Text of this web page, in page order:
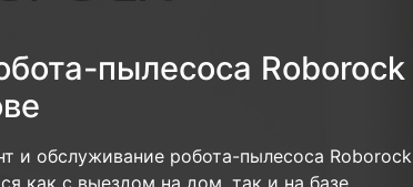
пылесоса Roborock
и обслуживание робота-пылесоса Roborock
как с выездом на дом, так и на базе